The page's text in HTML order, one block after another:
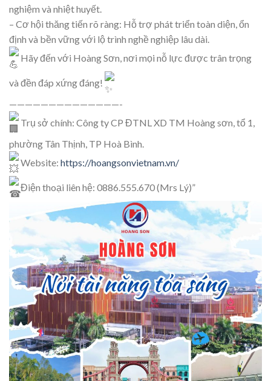
nghiệm và nhiệt huyết.
– Cơ hội thăng tiến rõ ràng: Hỗ trợ phát triển toàn diện, ổn
định và bền vững với lộ trình nghề nghiệp lâu dài.
Hãy đến với Hoàng Sơn, nơi mọi nỗ lực được trân trọng
và đền đáp xứng đáng!
——————————————-
Trụ sở chính: Công ty CP ĐTNL XD TM Hoàng sơn, tổ 1,
phường Tân Thịnh, TP Hoà Bình.
Website: https://hoangsonvietnam.vn/
Điện thoại liên hệ: 0886.555.670 (Mrs Lý)”